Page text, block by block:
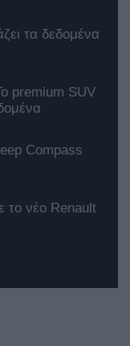
τα δεδομένα
premium SUV
Compass
νέο Renault